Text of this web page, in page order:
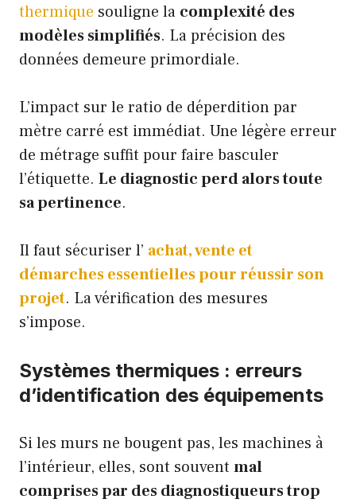
thermique souligne la complexité des
modèles simplifiés. La précision des
données demeure primordiale.
L’impact sur le ratio de déperdition par
mètre carré est immédiat. Une légère erreur
de métrage suffit pour faire basculer
l’étiquette. Le diagnostic perd alors toute
sa pertinence.
Il faut sécuriser l’ achat, vente et
démarches essentielles pour réussir son
projet. La vérification des mesures
s’impose.
Systèmes thermiques : erreurs
d’identification des équipements
Si les murs ne bougent pas, les machines à
l’intérieur, elles, sont souvent mal
comprises par des diagnostiqueurs trop